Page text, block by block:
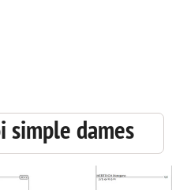
simple dames